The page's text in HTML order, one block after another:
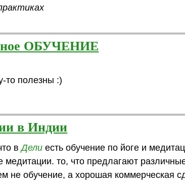
ОБУЧЕНИЕ
то полезны :)
в Индии
вДели есть обучение по йоге и
медитации. то, что предлагают
не обучение, а хорошая коммерческая